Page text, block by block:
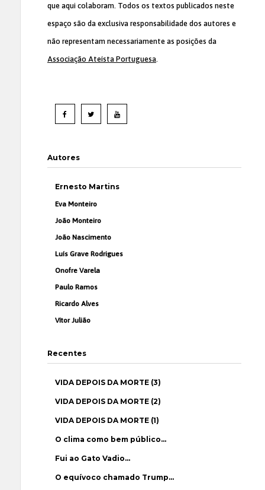
que aqui colaboram. Todos os textos publicados neste
espaço são da exclusiva responsabilidade dos autores e
não representam necessariamente as posições da
Associação Ateísta Portuguesa.
Autores
Ernesto Martins
Eva Monteiro
João Monteiro
João Nascimento
Luís Grave Rodrigues
Onofre Varela
Paulo Ramos
Ricardo Alves
Vítor Julião
Recentes
VIDA DEPOIS DA MORTE (3)
VIDA DEPOIS DA MORTE (2)
VIDA DEPOIS DA MORTE (1)
O clima como bem público…
Fui ao Gato Vadio…
O equívoco chamado Trump…